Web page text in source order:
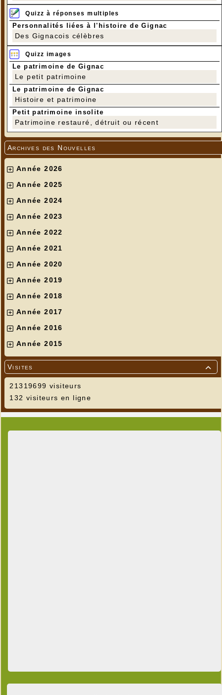
Quizz à réponses multiples
Personnalités liées à l'histoire de Gignac
Des Gignacois célèbres
Quizz images
Le patrimoine de Gignac
Le petit patrimoine
Le patrimoine de Gignac
Histoire et patrimoine
Petit patrimoine insolite
Patrimoine restauré, détruit ou récent
Archives des Nouvelles
Année 2026
Année 2025
Année 2024
Année 2023
Année 2022
Année 2021
Année 2020
Année 2019
Année 2018
Année 2017
Année 2016
Année 2015

Visites
21319699 visiteurs
132 visiteurs en ligne